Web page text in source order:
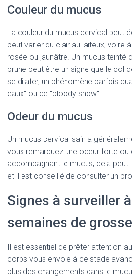
Couleur du mucus
La couleur du mucus cervical peut
peut varier du clair au laiteux, voire
rosée ou jaunâtre. Un mucus teinté
brune peut être un signe que le col
se dilater, un phénomène parfois
eaux" ou de "bloody show".
Odeur du mucus
Un mucus cervical sain a
vous remarquez une odeur forte ou
accompagnant le mucus, cela peut
et il est conseillé de consulter un
Signes à surveiller
semaines de
Il est essentiel de prêter attention
corps vous envoie à ce stade
plus des changements dans le